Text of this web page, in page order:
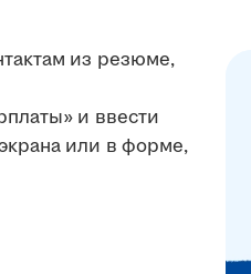
из резюме,
и ввести
или в форме,